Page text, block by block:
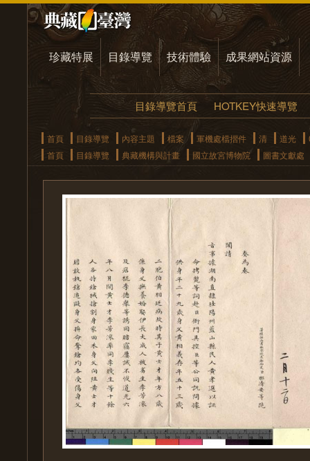
珍藏特展 目錄導覽 技術體驗 成果網站資源
目錄導覽首頁 HOTKEY快速導覽
首頁 目錄導覽 內容主題 檔案 軍機處檔摺件 清 道光
首頁
目錄導覽 典藏機構與計畫 國立故宮博物院 圖書文獻處